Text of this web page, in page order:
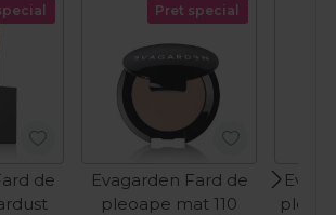
de
Pret special
Evagarden Fard de
pleoape mat 110